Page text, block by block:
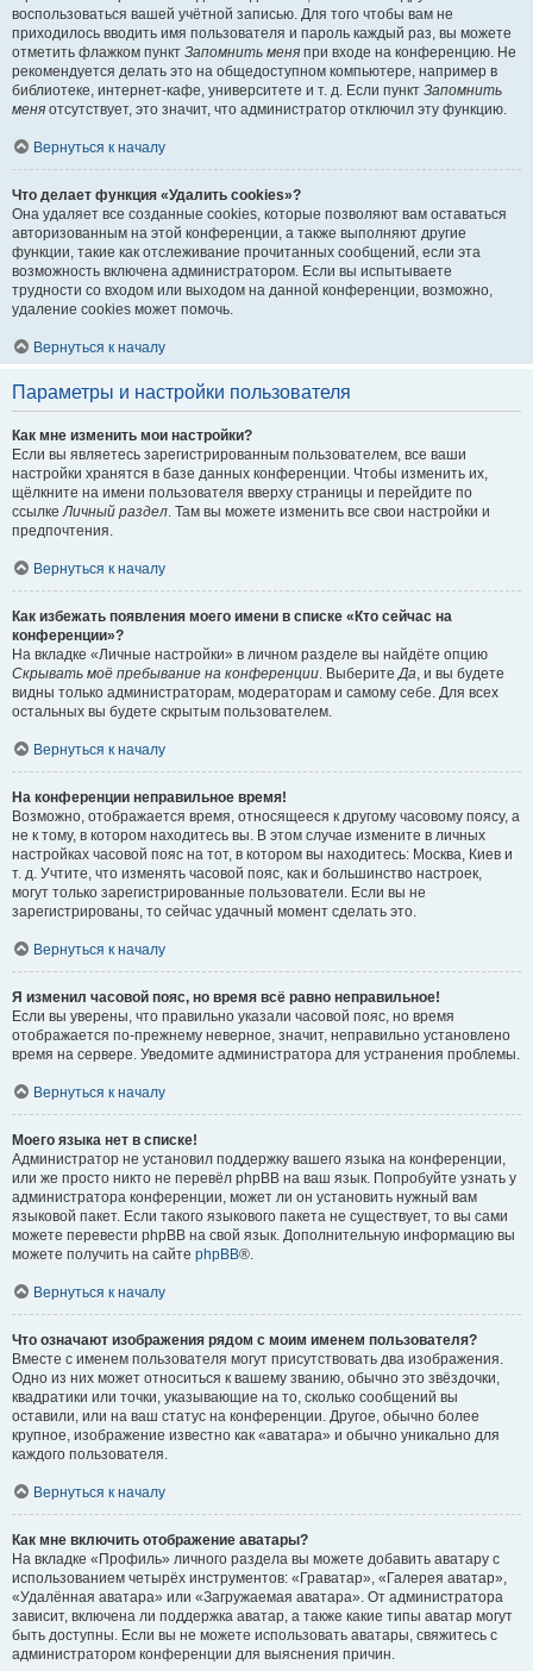
воспользоваться вашей учётной записью. Для того чтобы вам не
приходилось вводить имя пользователя и пароль каждый раз, вы можете
отметить флажком пункт Запомнить меня при входе на конференцию. Не
рекомендуется делать это на общедоступном компьютере, например в
библиотеке, интернет-кафе, университете и т. д. Если пункт Запомнить
меня отсутствует, это значит, что администратор отключил эту функцию.
Вернуться к началу
Что делает функция «Удалить cookies»?
Она удаляет все созданные cookies, которые позволяют вам оставаться
авторизованным на этой конференции, а также выполняют другие
функции, такие как отслеживание прочитанных сообщений, если эта
возможность включена администратором. Если вы испытываете
трудности со входом или выходом на данной конференции, возможно,
удаление cookies может помочь.
Вернуться к началу
Параметры и настройки пользователя
Как мне изменить мои настройки?
Если вы являетесь зарегистрированным пользователем, все ваши
настройки хранятся в базе данных конференции. Чтобы изменить их,
щёлкните на имени пользователя вверху страницы и перейдите по
ссылкеЛичный раздел. Там вы можете изменить все свои настройки и
предпочтения.
Вернуться к началу
Как избежать появления моего имени в списке «Кто сейчас на
конференции»?
На вкладке «Личные настройки» в личном разделе вы найдёте опцию
Скрывать моё пребывание на конференции. ВыберитеДа, и вы будете
видны только администраторам, модераторам и самому себе. Для всех
остальных вы будете скрытым пользователем.
Вернуться к началу
На конференции неправильное время!
Возможно, отображается время, относящееся к другому часовому поясу, а
не к тому, в котором находитесь вы. В этом случае измените в личных
настройках часовой пояс на тот, в котором вы находитесь: Москва, Киев и
т. д. Учтите, что изменять часовой пояс, как и большинство настроек,
могут только зарегистрированные пользователи. Если вы не
зарегистрированы, то сейчас удачный момент сделать это.
Вернуться к началу
Я изменил часовой пояс, но время всё равно неправильное!
Если вы уверены, что правильно указали часовой пояс, но время
отображается по-прежнему неверное, значит, неправильно установлено
время на сервере. Уведомите администратора для устранения проблемы.
Вернуться к началу
Моего языка нет в списке!
Администратор не установил поддержку вашего языка на конференции,
или же просто никто не перевёл phpBB на ваш язык. Попробуйте узнать у
администратора конференции, может ли он установить нужный вам
языковой пакет. Если такого языкового пакета не существует, то вы сами
можете перевести phpBB на свой язык. Дополнительную информацию вы
можете получить на сайте phpBB®.
Вернуться к началу
Что означают изображения рядом с моим именем пользователя?
Вместе с именем пользователя могут присутствовать два изображения.
Одно из них может относиться к вашему званию, обычно это звёздочки,
квадратики или точки, указывающие на то, сколько сообщений вы
оставили, или на ваш статус на конференции. Другое, обычно более
крупное, изображение известно как «аватара» и обычно уникально для
каждого пользователя.
Вернуться к началу
Как мне включить отображение аватары?
На вкладке «Профиль» личного раздела вы можете добавить аватару с
использованием четырёх инструментов: «Граватар», «Галерея аватар»,
«Удалённая аватара» или «Загружаемая аватара». От администратора
зависит, включена ли поддержка аватар, а также какие типы аватар могут
быть доступны. Если вы не можете использовать аватары, свяжитесь с
администратором конференции для выяснения причин.